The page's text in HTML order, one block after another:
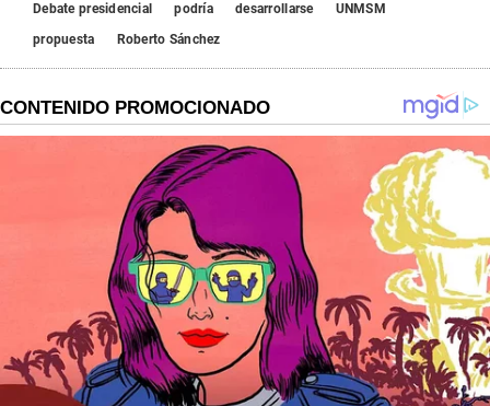
Debate presidencial podría desarrollarse
UNMSM
propuesta
Roberto Sánchez